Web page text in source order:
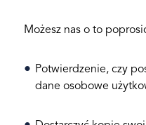
Możesz nas o to
Potwierdzenie, czy
dane osobowe